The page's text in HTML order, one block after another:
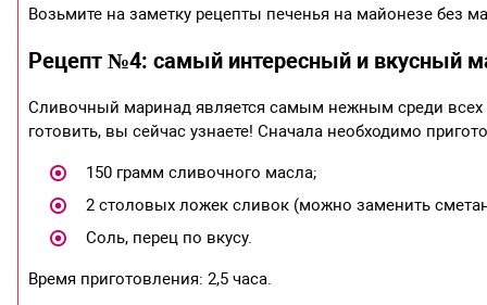
Возьмите на заметку рецепты печенья на майонезе без
Рецепт №4: самый интересный и вкусный
Сливочный маринад является самым нежным среди всех
готовить, вы сейчас узнаете! Сначала необходимо
150 грамм сливочного масла;
2 столовых ложек сливок (можно заменить
Соль, перец по вкусу.
Время приготовления: 2,5 часа.